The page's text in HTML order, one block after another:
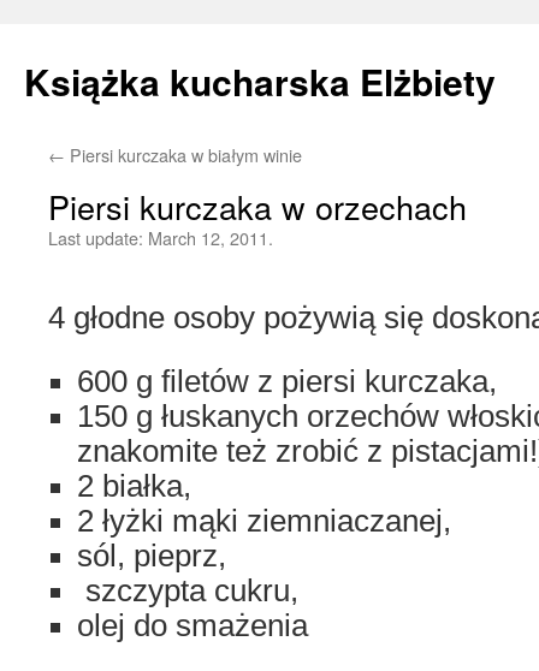
Książka kucharska Elżbiety
Skip
← Piersi kurczaka w białym winie
Piersi kurczaka w orzechach
Last update: March 12, 2011.
4 głodne osoby pożywią się
600 g filetów z piersi kurczaka,
150 g łuskanych orzechów
znakomite też zrobić z
2 białka,
2 łyżki mąki ziemniaczanej,
sól, pieprz,
szczypta cukru,
olej do smażenia